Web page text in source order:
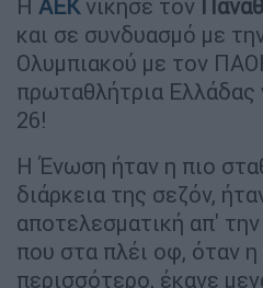
Η ΑΕΚνίκησε τον
και σε συνδυασμό με
Ολυμπιακού με τον
πρωταθλήτρια Ελλάδας
26!
Η Ένωση ήταν η πιο
διάρκεια της σεζόν,
αποτελεσματική απ'
που στα πλέι οφ, όταν η
περισσότερο, έκανε